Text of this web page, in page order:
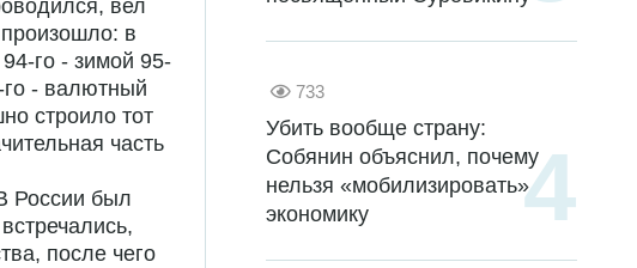
вел
произошло: в
го - зимой 95-
- валютный
строило тот
часть
России был
после чего
733
Убить вообще страну:
Собянин объяснил, почему
нельзя «мобилизировать»
экономику